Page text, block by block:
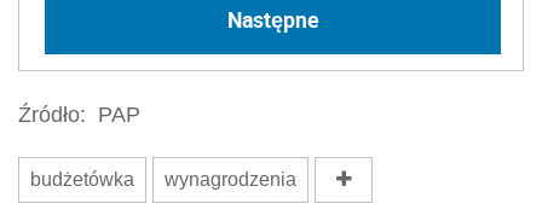
Następne
Źródło: PAP
budżetówka wynagrodzenia